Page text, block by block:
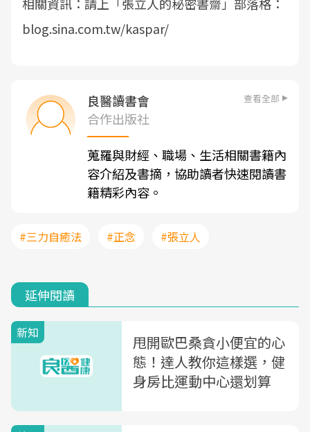
blog.sina.com.tw/kaspar/
良醫讀書會 查看全部
合作出版社
蒐羅與財經、職場、生活相關書籍內
容介紹及書摘，協助讀者快速閱讀書
籍精彩內容。
#三力自癒法 #正念 #張立人
延伸閱讀
新知
甩開歐巴桑貪小便宜的心
態！達人教你這樣選，健
身房比運動中心還划算